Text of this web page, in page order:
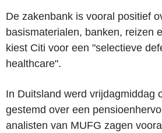
De zakenbank is vooral positief
basismaterialen, banken, reizen
kiest Citi voor een "selectieve
healthcare".
In Duitsland werd vrijdagmiddag
gestemd over een
analisten van MUFG zagen